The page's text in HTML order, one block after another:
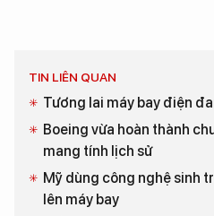
TIN LIÊN QUAN
Tương lai máy bay điện
Boeing vừa hoàn thành
mang tính lịch sử
Mỹ dùng công nghệ sinh
lên máy bay